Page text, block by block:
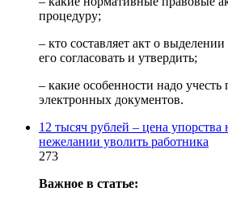
процедуру;
– кто составляет акт о
его согласовать и утвердить;
– какие особенности надо
электронных документов.
12 тысяч рублей – цена упорства
нежелании уволить работника
273
Важное в статье: